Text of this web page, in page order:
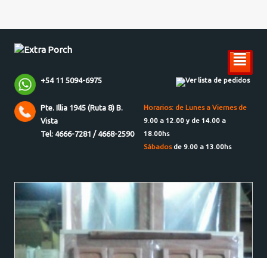
²
+54 11 5094-6975 Ver lista de pedidos
Pte. Illia 1945 (Ruta 8) B.
Vista
Tel: 4666-7281 / 4668-2590
Horarios: de Lunes a Viernes de
9.00 a 12.00 y de 14.00 a
18.00hs
Sábadosde 9.00 a 13.00hs